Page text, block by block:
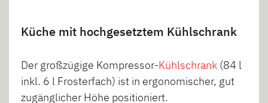
Küche mit hochgesetztem Kühlschrank
Der großzügige Kompressor-Kühlschrank (84 l
inkl. 6 l Frosterfach) ist in ergonomischer, gut
zugänglicher Höhe positioniert.